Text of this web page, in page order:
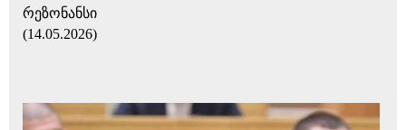
რეზონანსი
(14.05.2026)